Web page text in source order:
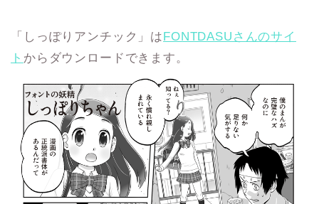
「しっぽりアンチック」はFONTDASUさんのサイ
ト からダウンロードできます。